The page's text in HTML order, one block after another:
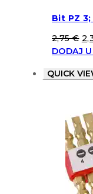
Bit PZ 3;
2,75€
DODAJ
QUICK